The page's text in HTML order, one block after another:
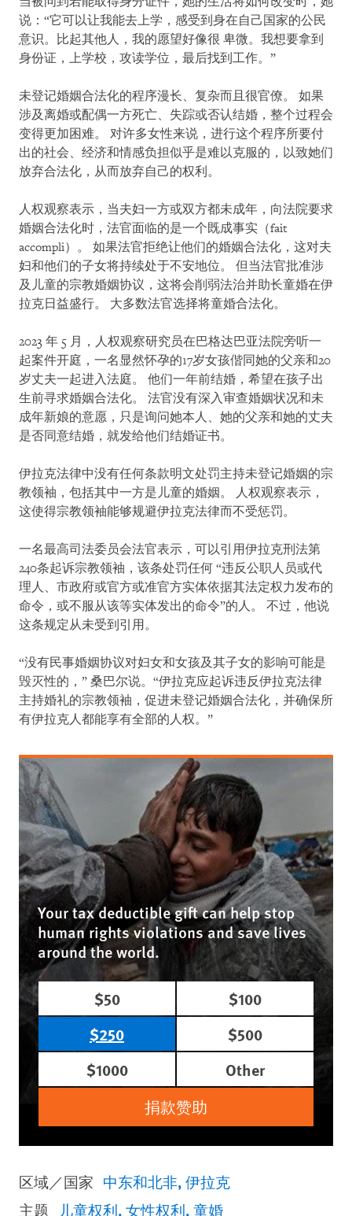
说：“它可以让我能去上学，感受到身在自己国家的公民
意识。比起其他人，我的愿望好像很 卑微。我想要拿到
身份证，上学校，攻读学位，最后找到工作。”
未登记婚姻合法化的程序漫长、复杂而且很官僚。 如果
涉及离婚或配偶一方死亡、失踪或否认结婚，整个过程会
变得更加困难。 对许多女性来说，进行这个程序所要付
出的社会、经济和情感负担似乎是难以克服的，以致她们
放弃合法化，从而放弃自己的权利。
人权观察表示，当夫妇一方或双方都未成年，向法院要求
婚姻合法化时，法官面临的是一个既成事实（fait
accompli）。 如果法官拒绝让他们的婚姻合法化，这对夫
妇和他们的子女将持续处于不安地位。 但当法官批准涉
及儿童的宗教婚姻协议，这将会削弱法治并助长童婚在伊
拉克日益盛行。 大多数法官选择将童婚合法化。
2023 年 5 月，人权观察研究员在巴格达巴亚法院旁听一
起案件开庭，一名显然怀孕的17岁女孩偕同她的父亲和20
岁丈夫一起进入法庭。 他们一年前结婚，希望在孩子出
生前寻求婚姻合法化。 法官没有深入审查婚姻状况和未
成年新娘的意愿，只是询问她本人、她的父亲和她的丈夫
是否同意结婚，就发给他们结婚证书。
伊拉克法律中没有任何条款明文处罚主持未登记婚姻的宗
教领袖，包括其中一方是儿童的婚姻。 人权观察表示，
这使得宗教领袖能够规避伊拉克法律而不受惩罚。
一名最高司法委员会法官表示，可以引用伊拉克刑法第
240条起诉宗教领袖，该条处罚任何 “违反公职人员或代
理人、市政府或官方或准官方实体依据其法定权力发布的
命令，或不服从该等实体发出的命令”的人。 不过，他说
这条规定从未受到引用。
“没有民事婚姻协议对妇女和女孩及其子女的影响可能是
毁灭性的，” 桑巴尔说。“伊拉克应起诉违反伊拉克法律
主持婚礼的宗教领袖，促进未登记婚姻合法化，并确保所
有伊拉克人都能享有全部的人权。”
Your tax deductible gift can help stop
human rights violations and save lives
around the world.
$50
$100
$250
$500
$1000
Other
捐款赞助
区域／国家 中东和北非 伊拉克
主题 儿童权利 女性权利 童婚